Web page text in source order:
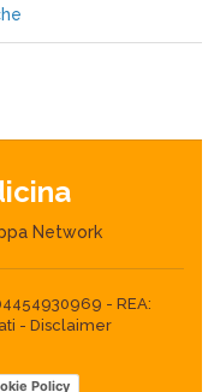
Network
- REA:
- Disclaimer
Policy